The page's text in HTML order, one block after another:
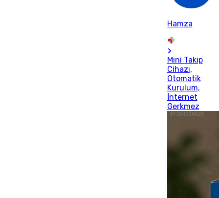
Hamza
Mini Takip
Cihazı,
Otomatik
Kurulum,
İnternet
Gerkmez